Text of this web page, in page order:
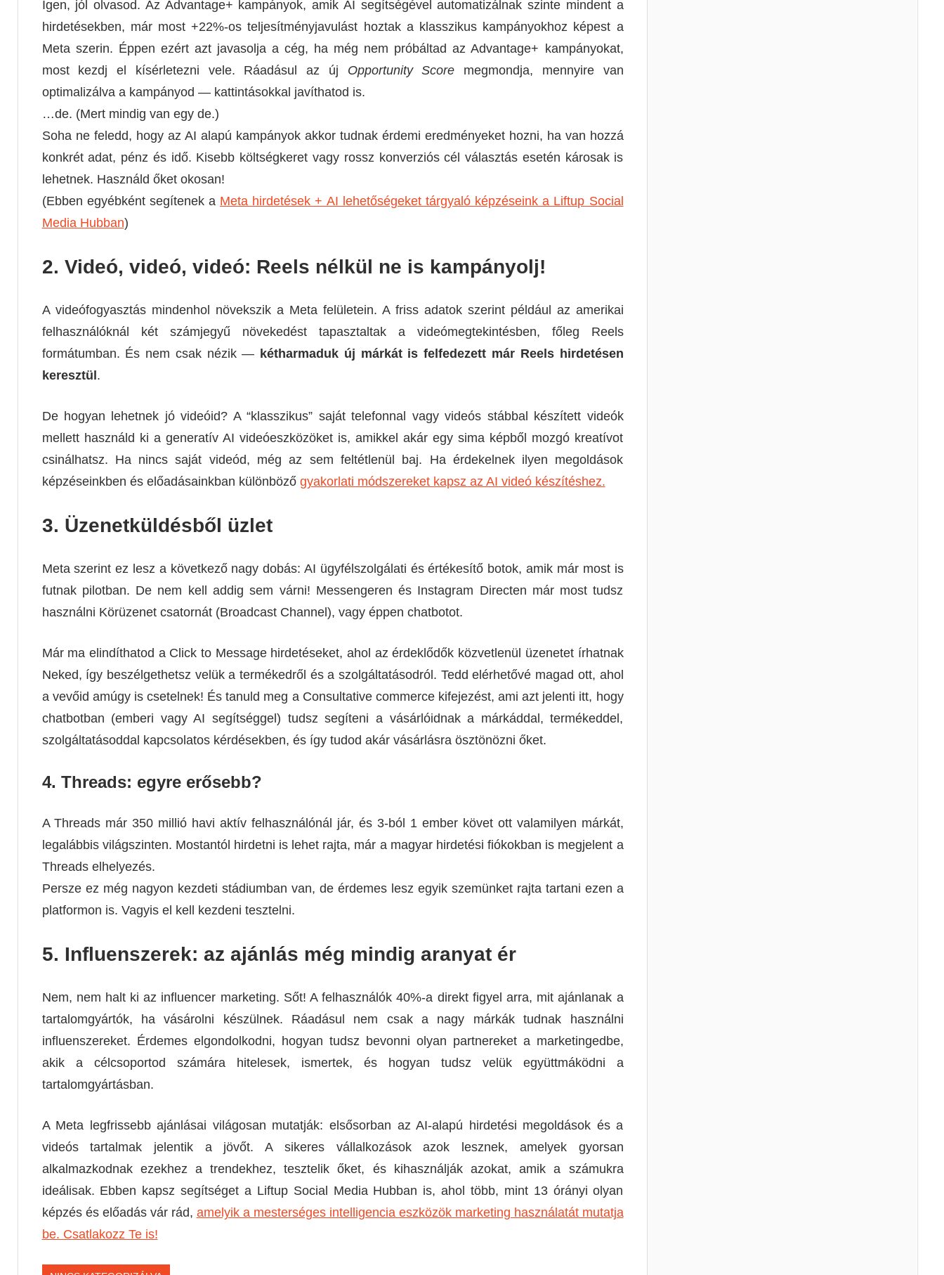
Igen, jól olvasod. Az Advantage+ kampányok, amik AI segítségével automatizálnak szinte mindent a
hirdetésekben, már most +22%-os teljesítményjavulást hoztak a klasszikus kampányokhoz képest a
Meta szerin. Éppen ezért azt javasolja a cég, ha még nem próbáltad az Advantage+ kampányokat,
most kezdj el kísérletezni vele. Ráadásul az új Opportunity Score megmondja, mennyire van
optimalizálva a kampányod — kattintásokkal javíthatod is.
…de. (Mert mindig van egy de.)
Soha ne feledd, hogy az AI alapú kampányok akkor tudnak érdemi eredményeket hozni, ha van hozzá
konkrét adat, pénz és idő. Kisebb költségkeret vagy rossz konverziós cél választás esetén károsak is
lehetnek. Használd őket okosan!
(Ebben egyébként segítenek a Meta hirdetések + AI lehetőségeket tárgyaló képzéseink a Liftup Social
Media Hubban)
2. Videó, videó, videó: Reels nélkül ne is kampányolj!
A videófogyasztás mindenhol növekszik a Meta felületein. A friss adatok szerint például az amerikai
felhasználóknál két számjegyű növekedést tapasztaltak a videómegtekintésben, főleg Reels
formátumban. És nem csak nézik — kétharmaduk új márkát is felfedezett már Reels hirdetésen
keresztül.
De hogyan lehetnek jó videóid? A “klasszikus” saját telefonnal vagy videós stábbal készített videók
mellett használd ki a generatív AI videóeszközöket is, amikkel akár egy sima képből mozgó kreatívot
csinálhatsz. Ha nincs saját videód, még az sem feltétlenül baj. Ha érdekelnek ilyen megoldások
képzéseinkben és előadásainkban különböző gyakorlati módszereket kapsz az AI videó készítéshez.
3. Üzenetküldésből üzlet
Meta szerint ez lesz a következő nagy dobás: AI ügyfélszolgálati és értékesítő botok, amik már most is
futnak pilotban. De nem kell addig sem várni! Messengeren és Instagram Directen már most tudsz
használni Körüzenet csatornát (Broadcast Channel), vagy éppen chatbotot.
Már ma elindíthatod a Click to Message hirdetéseket, ahol az érdeklődők közvetlenül üzenetet írhatnak
Neked, így beszélgethetsz velük a termékedről és a szolgáltatásodról. Tedd elérhetővé magad ott, ahol
a vevőid amúgy is csetelnek! És tanuld meg a Consultative commerce kifejezést, ami azt jelenti itt, hogy
chatbotban (emberi vagy AI segítséggel) tudsz segíteni a vásárlóidnak a márkáddal, termékeddel,
szolgáltatásoddal kapcsolatos kérdésekben, és így tudod akár vásárlásra ösztönözni őket.
4. Threads: egyre erősebb?
A Threads már 350 millió havi aktív felhasználónál jár, és 3-ból 1 ember követ ott valamilyen márkát,
legalábbis világszinten. Mostantól hirdetni is lehet rajta, már a magyar hirdetési fiókokban is megjelent a
Threads elhelyezés.
Persze ez még nagyon kezdeti stádiumban van, de érdemes lesz egyik szemünket rajta tartani ezen a
platformon is. Vagyis el kell kezdeni tesztelni.
5. Influenszerek: az ajánlás még mindig aranyat ér
Nem, nem halt ki az influencer marketing. Sőt! A felhasználók 40%-a direkt figyel arra, mit ajánlanak a
tartalomgyártók, ha vásárolni készülnek. Ráadásul nem csak a nagy márkák tudnak használni
influenszereket. Érdemes elgondolkodni, hogyan tudsz bevonni olyan partnereket a marketingedbe,
akik a célcsoportod számára hitelesek, ismertek, és hogyan tudsz velük együttmáködni a
tartalomgyártásban.
A Meta legfrissebb ajánlásai világosan mutatják: elsősorban az AI-alapú hirdetési megoldások és a
videós tartalmak jelentik a jövőt. A sikeres vállalkozások azok lesznek, amelyek gyorsan
alkalmazkodnak ezekhez a trendekhez, tesztelik őket, és kihasználják azokat, amik a számukra
ideálisak. Ebben kapsz segítséget a Liftup Social Media Hubban is, ahol több, mint 13 órányi olyan
képzés és előadás vár rád, amelyik a mesterséges intelligencia eszközök marketing használatát mutatja
be. Csatlakozz Te is!